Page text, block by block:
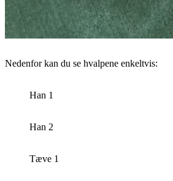
Nedenfor kan du se hvalpene enkeltvis:
Han 1
Han 2
Tæve 1